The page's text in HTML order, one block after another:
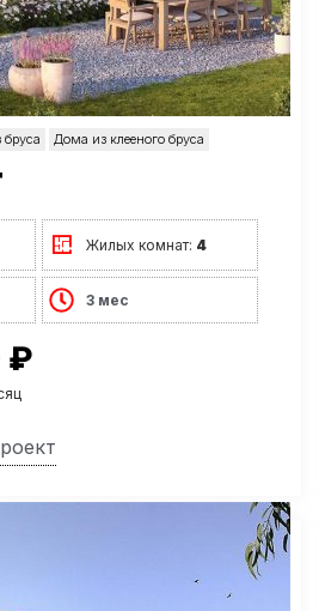
Дома из клееного бруса
Жилых комнат: 4
3 мес
₽